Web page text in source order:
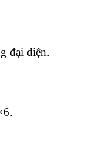
đại diện.